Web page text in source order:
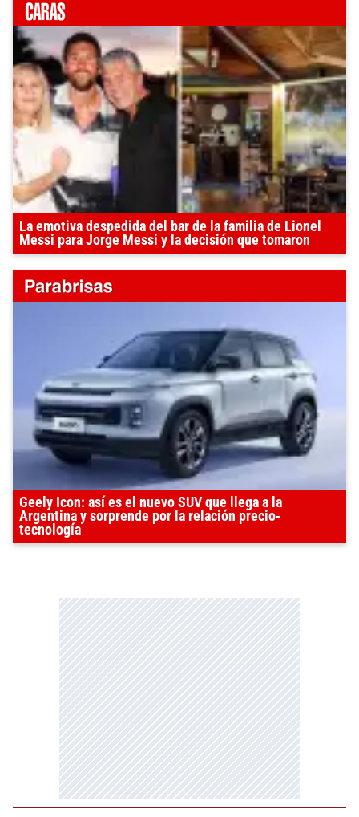
La emotiva despedida del bar de la familia de Lionel
Messi para Jorge Messi y la decisión que tomaron
Geely Icon: así es el nuevo SUV que llega a la
Argentina y sorprende por la relación precio-
tecnología